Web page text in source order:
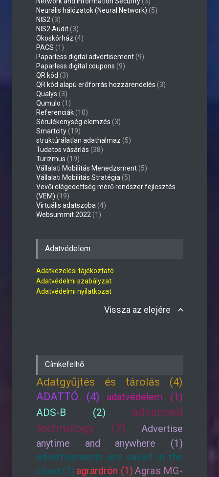
Neurális hálózatok (Neural Network) (5)
NIS2 (3)
NIS2 Audit(3)
Okoskórház (4)
PACS (1)
Paparless digital advertisement(9)
Paparless digital coupons (9)
QR kód (3)
QR kód alapú erőforrás hozzárendelés (3)
Qualys (3)
Qumulo (1)
Referenciák(10)
Sérülékenység elemzés (3)
Smartcity(19)
struktúrálatlan adathalmaz (5)
Tudatos vásárlás (38)
Turizmus (19)
Vállalati Mobilitás Menedzsment(5)
Vállalati Mobilitás Stratégia (5)
Vevői elégedettség mérő rendszer fejlesztés
(VEM) (19)
Virtuális adatszoba (4)
Websummit 2022 (1)
Adatvédelem
Adatkezelési tájékoztató
Adatvédelmi szabályzat
Adatvédelmi nyilatkozat
Vissza az elejére
Címkefelhő
Adatgyűjtés és tárolás (4)
ADATTÓ (4)
adatvédelem (1)
ADS-B (2)
advanced
technology (7)
Advertise
anytime and anywhere (1)
advertisements are saved in the
cloud (1) agrárdrón (1)Agras MG-